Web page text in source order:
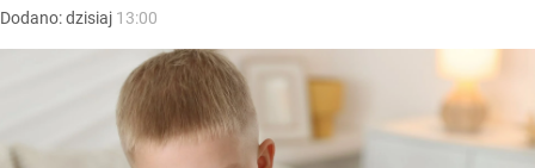
Dodano:dzisiaj 13:00